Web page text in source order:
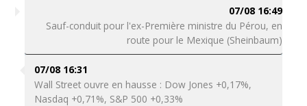
07/08 16:49
Sauf-conduit pour l'ex-Première ministre du Pérou, en
route pour le Mexique (Sheinbaum)
07/08 16:31
Wall Street ouvre en hausse : Dow Jones +0,17%,
Nasdaq +0,71%, S&P 500 +0,33%